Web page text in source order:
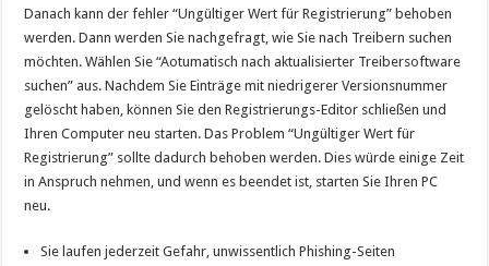
Danach kann der fehler “Ungültiger Wert für Registrierung” behoben
werden. Dann werden Sie nachgefragt, wie Sie nach Treibern suchen
möchten. Wählen Sie “Aotumatisch nach aktualisierter Treibersoftware
suchen” aus. Nachdem Sie Einträge mit niedrigerer Versionsnummer
gelöscht haben, können Sie den Registrierungs-Editor schließen und
Ihren Computer neu starten. Das Problem “Ungültiger Wert für
Registrierung” sollte dadurch behoben werden. Dies würde einige Zeit
in Anspruch nehmen, und wenn es beendet ist, starten Sie Ihren PC
neu.
Sie laufen jederzeit Gefahr, unwissentlich Phishing-Seiten